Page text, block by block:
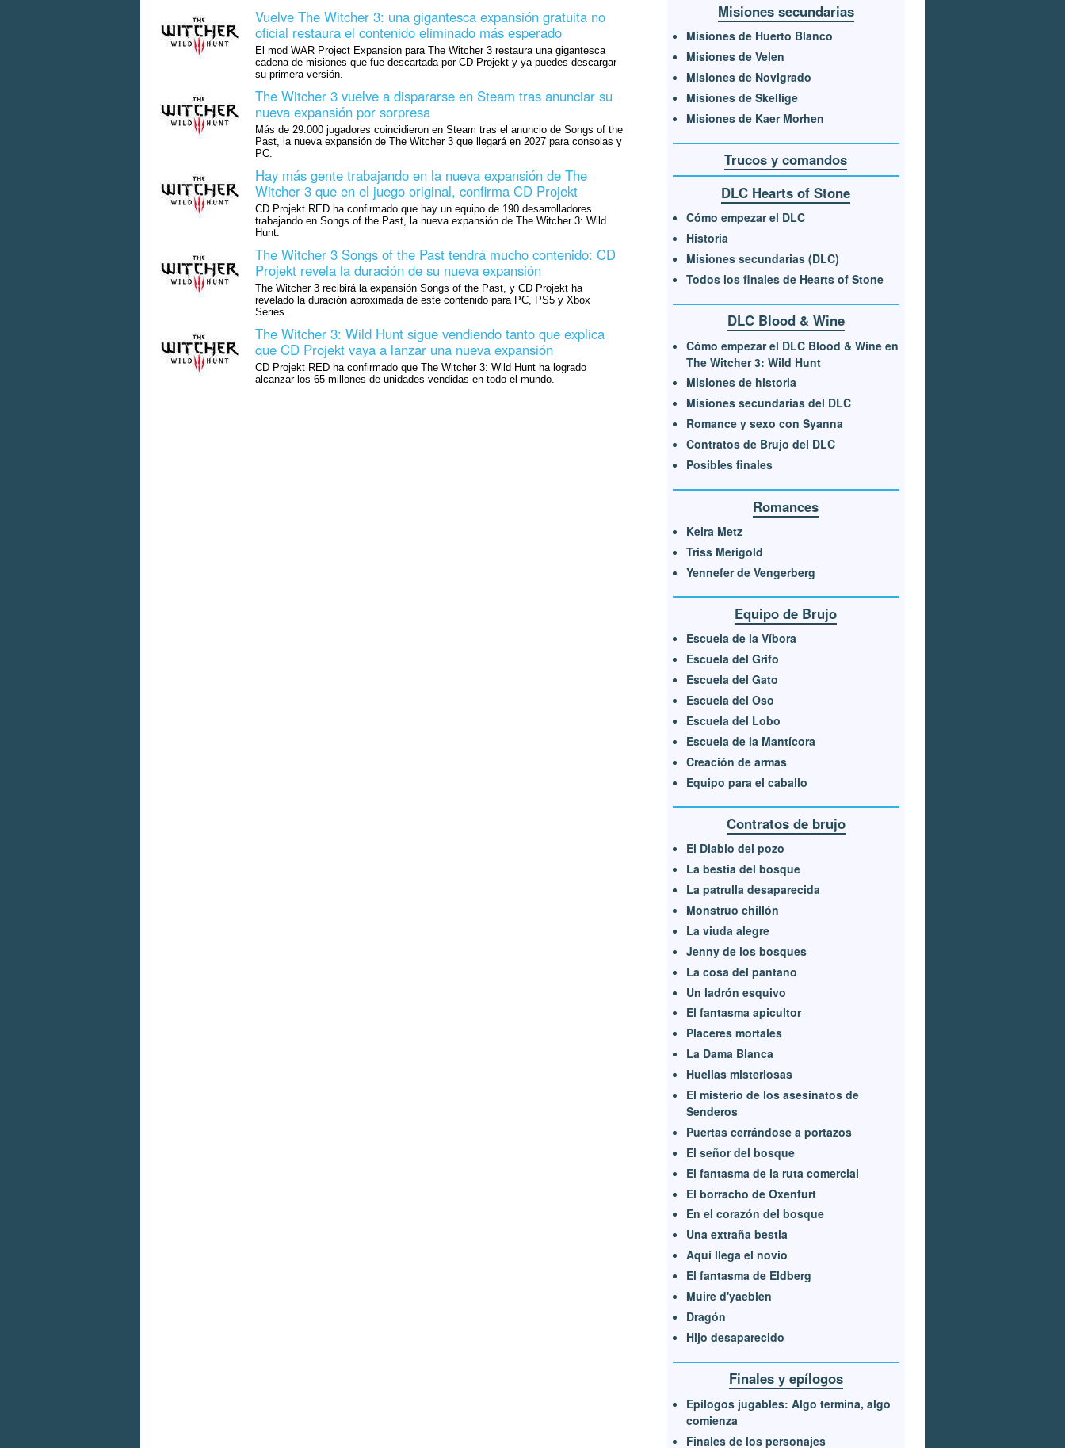
Vuelve The Witcher 3: una gigantesca expansión gratuita no
oficial restaura el contenido eliminado más esperado
El mod WAR Project Expansion para The Witcher 3 restaura una gigantesca
cadena de misiones que fue descartada por CD Projekt y ya puedes descargar
su primera versión.
The Witcher 3 vuelve a dispararse en Steam tras anunciar su
nueva expansión por sorpresa
Más de 29.000 jugadores coincidieron en Steam tras el anuncio de Songs of the
Past, la nueva expansión de The Witcher 3 que llegará en 2027 para consolas y
PC.
Hay más gente trabajando en la nueva expansión de The
Witcher 3 que en el juego original, confirma CD Projekt
CD Projekt RED ha confirmado que hay un equipo de 190 desarrolladores
trabajando en Songs of the Past, la nueva expansión de The Witcher 3: Wild
Hunt.
The Witcher 3 Songs of the Past tendrá mucho contenido: CD
Projekt revela la duración de su nueva expansión
The Witcher 3 recibirá la expansión Songs of the Past, y CD Projekt ha
revelado la duración aproximada de este contenido para PC, PS5 y Xbox
Series.
The Witcher 3: Wild Hunt sigue vendiendo tanto que explica
que CD Projekt vaya a lanzar una nueva expansión
CD Projekt RED ha confirmado que The Witcher 3: Wild Hunt ha logrado
alcanzar los 65 millones de unidades vendidas en todo el mundo.
Misiones secundarias
Misiones de Huerto Blanco
Misiones de Velen
Misiones de Novigrado
Misiones de Skellige
Misiones de Kaer Morhen
Trucos y comandos
DLC Hearts of Stone
Cómo empezar el DLC
Historia
Misiones secundarias (DLC)
Todos los finales de Hearts of Stone
DLC Blood & Wine
Cómo empezar el DLC Blood & Wine en
The Witcher 3: Wild Hunt
Misiones de historia
Misiones secundarias del DLC
Romance y sexo con Syanna
Contratos de Brujo del DLC
Posibles finales
Romances
Keira Metz
Triss Merigold
Yennefer de Vengerberg
Equipo de Brujo
Escuela de la Víbora
Escuela del Grifo
Escuela del Gato
Escuela del Oso
Escuela del Lobo
Escuela de la Mantícora
Creación de armas
Equipo para el caballo
Contratos de brujo
El Diablo del pozo
La bestia del bosque
La patrulla desaparecida
Monstruo chillón
La viuda alegre
Jenny de los bosques
La cosa del pantano
Un ladrón esquivo
El fantasma apicultor
Placeres mortales
La Dama Blanca
Huellas misteriosas
El misterio de los asesinatos de
Senderos
Puertas cerrándose a portazos
El señor del bosque
El fantasma de la ruta comercial
El borracho de Oxenfurt
En el corazón del bosque
Una extraña bestia
Aquí llega el novio
El fantasma de Eldberg
Muire d'yaeblen
Dragón
Hijo desaparecido
Finales y epílogos
Epílogos jugables: Algo termina, algo
comienza
Finales de los personajes